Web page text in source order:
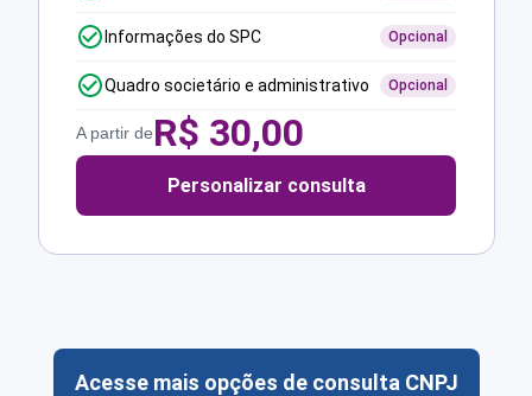
Informações do SPC Opcional
Quadro societário e administrativo Opcional
A partir deR$ 30,00
Personalizar consulta
Acesse mais opções de consulta CNPJ